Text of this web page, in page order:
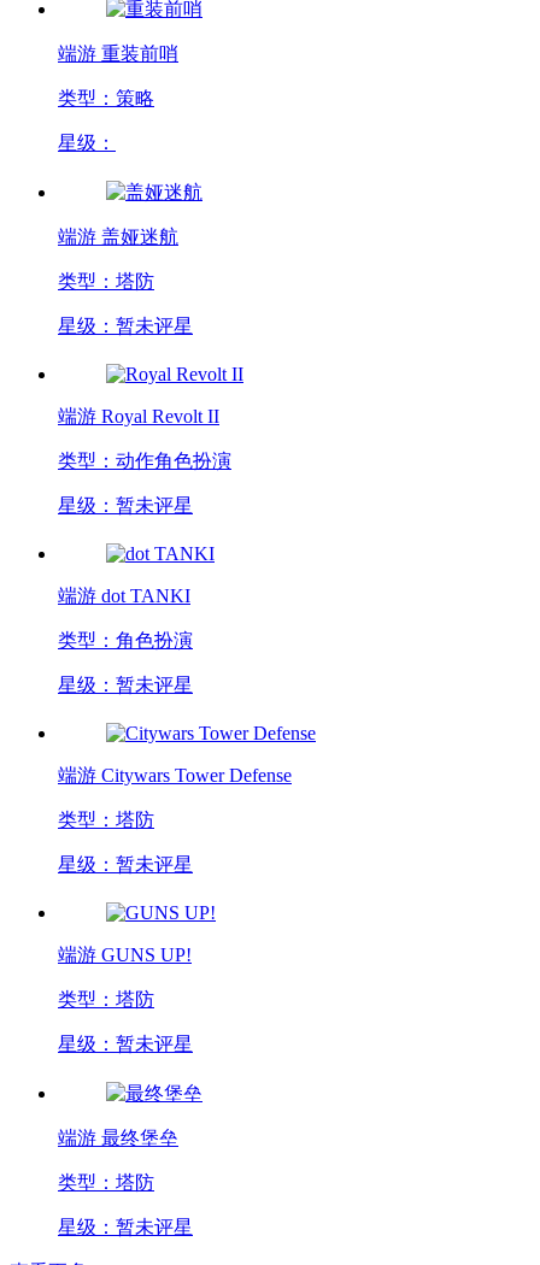
端游 重装前哨
类型：策略
星级：
端游 盖娅迷航
类型：塔防
星级：暂未评星
端游 Royal Revolt II
类型：动作角色扮演
星级：暂未评星
端游 dot TANKI
类型：角色扮演
星级：暂未评星
端游 Citywars Tower Defense
类型：塔防
星级：暂未评星
端游 GUNS UP!
类型：塔防
星级：暂未评星
端游 最终堡垒
类型：塔防
星级：暂未评星